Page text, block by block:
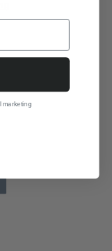
marketing